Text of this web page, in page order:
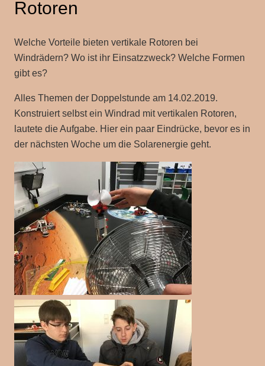
Rotoren
Welche Vorteile bieten vertikale Rotoren bei
Windrädern? Wo ist ihr Einsatzzweck? Welche Formen
gibt es?
Alles Themen der Doppelstunde am 14.02.2019.
Konstruiert selbst ein Windrad mit vertikalen Rotoren,
lautete die Aufgabe. Hier ein paar Eindrücke, bevor es in
der nächsten Woche um die Solarenergie geht.